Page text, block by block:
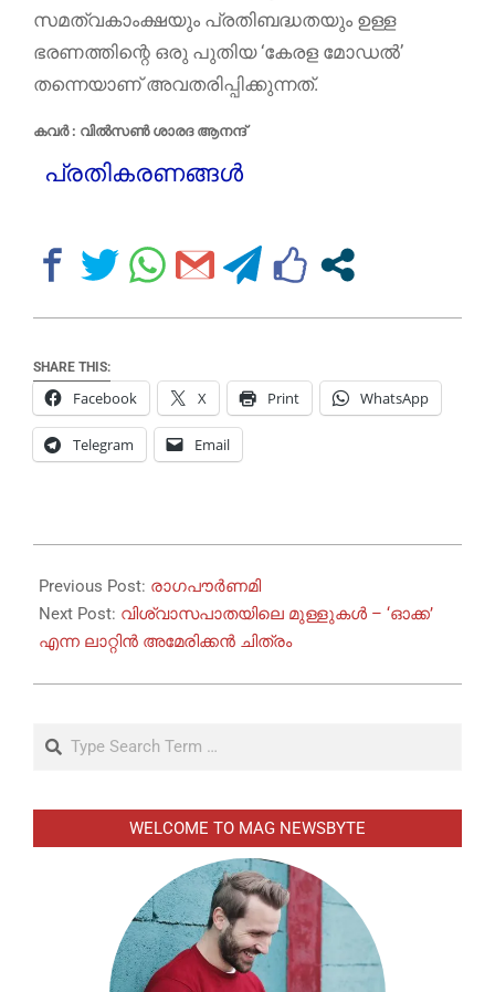
സമത്വകാംക്ഷയും പ്രതിബദ്ധതയും ഉള്ള
ഭരണത്തിന്റെ ഒരു പുതിയ ‘കേരള മോഡൽ’
തന്നെയാണ് അവതരിപ്പിക്കുന്നത്.
കവർ : വിൽ‌സൺ ശാരദ ആനന്ദ്
പ്രതികരണങ്ങൾ
SHARE THIS:
Facebook X Print WhatsApp
Telegram Email
11-
01
Previous Post: രാഗപൗർണമി
Next Post: വിശ്വാസപാതയിലെ മുള്ളുകള്‍ – ‘ഓക്ക’
എന്ന ലാറ്റിന്‍ അമേരിക്കന്‍ ചിത്രം
WELCOME TO MAG NEWSBYTE